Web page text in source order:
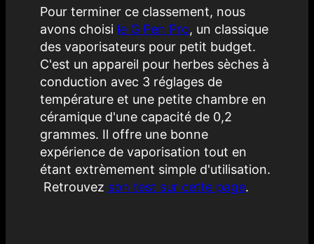
Pour terminer ce classement, nous
avons choisi le G Pen Pro, un classique
des vaporisateurs pour petit budget.
C'est un appareil pour herbes sèches à
conduction avec 3 réglages de
température et une petite chambre en
céramique d'une capacité de 0,2
grammes. Il offre une bonne
expérience de vaporisation tout en
étant extrèmement simple d'utilisation.
Retrouvez son test sur cette page.